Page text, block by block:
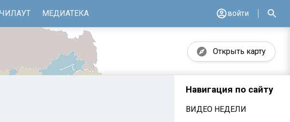
ЧИЛАУТ МЕДИАТЕКА войти
Открыть карту
Навигация по сайту
ВИДЕО НЕДЕЛИ